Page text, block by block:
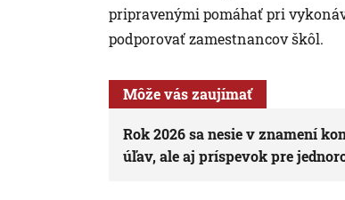
pripravenými pomáhať pri
podporovať zamestnancov škôl.
Môže vás zaujímať
Rok 2026 sa nesie v znamení
úľav, ale aj príspevok pre